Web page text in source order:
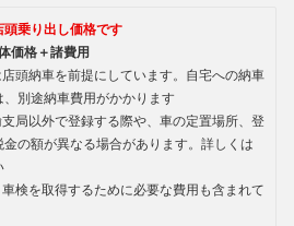
乗り出し価格です
価格＋諸費用
頭納車を前提にしています。自宅への納車
別途納車費用がかかります
局以外で登録する際や、車の定置場所、登
の額が異なる場合があります。詳しくは
検を取得するために必要な費用も含まれて